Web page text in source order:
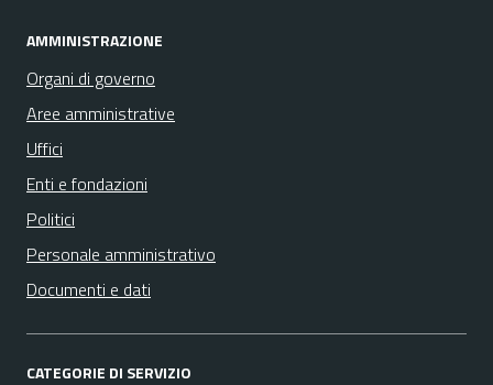
AMMINISTRAZIONE
Organi di governo
Aree amministrative
Uffici
Enti e fondazioni
Politici
Personale amministrativo
Documenti e dati
CATEGORIE DI SERVIZIO